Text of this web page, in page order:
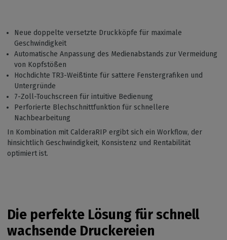
Neue doppelte versetzte Druckköpfe für maximale
Geschwindigkeit
Automatische Anpassung des Medienabstands zur Vermeidung
von Kopfstößen
Hochdichte TR3-Weißtinte für sattere Fenstergrafiken und
Untergründe
7-Zoll-Touchscreen für intuitive Bedienung
Perforierte Blechschnittfunktion für schnellere
Nachbearbeitung
In Kombination mit CalderaRIP ergibt sich ein Workflow, der
hinsichtlich Geschwindigkeit, Konsistenz und Rentabilität
optimiert ist.
Die perfekte Lösung für schnell
wachsende Druckereien